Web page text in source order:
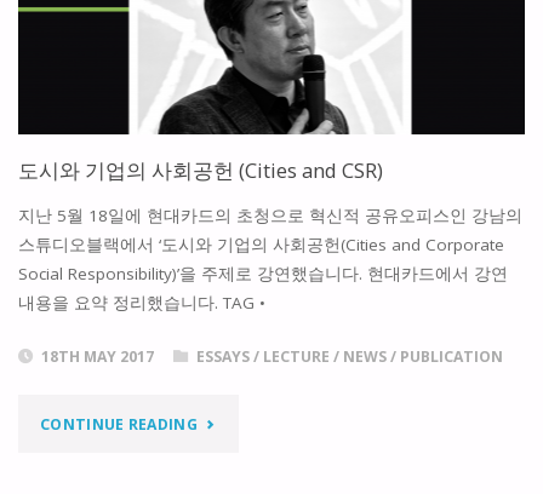
악
주
도
도
시
재
향
도시와 기업의 사회공헌 (Cities and CSR)
지난 5월 18일에 현대카드의 초청으로 혁신적 공유오피스인 강남의
스튜디오블랙에서 ‘도시와 기업의 사회공헌(Cities and Corporate
Social Responsibility)’을 주제로 강연했습니다. 현대카드에서 강연
내용을 요약 정리했습니다. TAG •
18TH MAY 2017 ESSAYS/ LECTURE / NEWS/ PUBLICATION
CONTINUE READING"도